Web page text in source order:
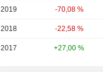
2019 -70,08 %
2018 -22,58 %
2017 +27,00 %